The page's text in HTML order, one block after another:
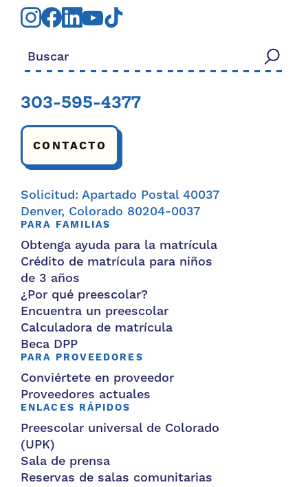
Buscar:
303-595-4377
CONTACTO
Solicitud: Apartado Postal 40037
Denver, Colorado 80204-0037
PARA FAMILIAS
Obtenga ayuda para la matrícula
Crédito de matrícula para niños
de 3 años
¿Por qué preescolar?
Encuentra un preescolar
Calculadora de matrícula
Beca DPP
PARA PROVEEDORES
Conviértete en proveedor
Proveedores actuales
ENLACES RÁPIDOS
Preescolar universal de Colorado
(UPK)
Sala de prensa
Reservas de salas comunitarias